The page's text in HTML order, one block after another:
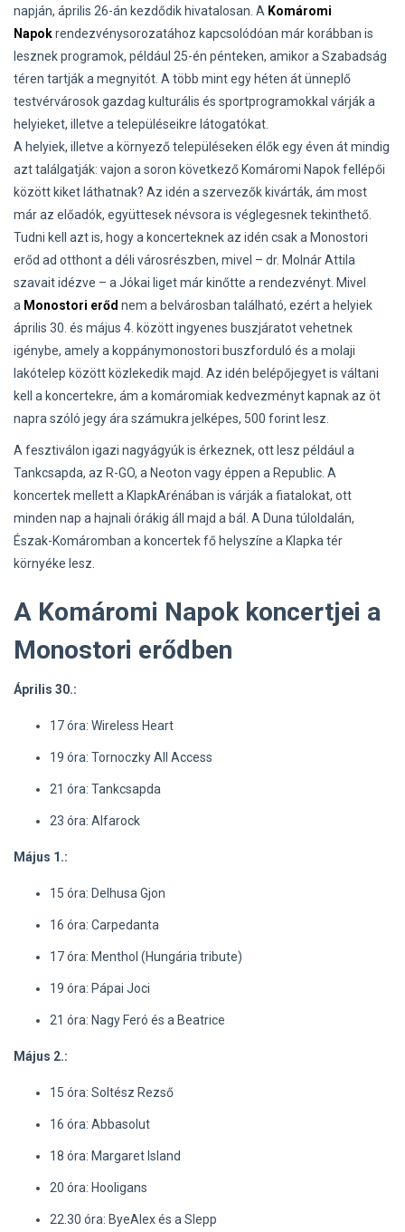
napján, április 26-án kezdődik hivatalosan. A Komáromi
Napokrendezvénysorozatához kapcsolódóan már korábban is
lesznek programok, például 25-én pénteken, amikor a Szabadság
téren tartják a megnyitót. A több mint egy héten át ünneplő
testvérvárosok gazdag kulturális és sportprogramokkal várják a
helyieket, illetve a településeikre látogatókat.
A helyiek, illetve a környező településeken élők egy éven át mindig
azt találgatják: vajon a soron következő Komáromi Napok fellépői
között kiket láthatnak? Az idén a szervezők kivárták, ám most
már az előadók, együttesek névsora is véglegesnek tekinthető.
Tudni kell azt is, hogy a koncerteknek az idén csak a Monostori
erőd ad otthont a déli városrészben, mivel – dr. Molnár Attila
szavait idézve – a Jókai liget már kinőtte a rendezvényt. Mivel
a Monostori erőd nem a belvárosban található, ezért a helyiek
április 30. és május 4. között ingyenes buszjáratot vehetnek
igénybe, amely a koppánymonostori buszforduló és a molaji
lakótelep között közlekedik majd. Az idén belépőjegyet is váltani
kell a koncertekre, ám a komáromiak kedvezményt kapnak az öt
napra szóló jegy ára számukra jelképes, 500 forint lesz.
A fesztiválon igazi nagyágyúk is érkeznek, ott lesz például a
Tankcsapda, az R-GO, a Neoton vagy éppen a Republic. A
koncertek mellett a KlapkArénában is várják a fiatalokat, ott
minden nap a hajnali órákig áll majd a bál. A Duna túloldalán,
Észak-Komáromban a koncertek fő helyszíne a Klapka tér
környéke lesz.
A Komáromi Napok koncertjei a
Monostori erődben
Április 30.:
17 óra: Wireless Heart
19 óra: Tornoczky All Access
21 óra: Tankcsapda
23 óra: Alfarock
Május 1.:
15 óra: Delhusa Gjon
16 óra: Carpedanta
17 óra: Menthol (Hungária tribute)
19 óra: Pápai Joci
21 óra: Nagy Feró és a Beatrice
Május 2.:
15 óra: Soltész Rezső
16 óra: Abbasolut
18 óra: Margaret Island
20 óra: Hooligans
22.30 óra: ByeAlex és a Slepp